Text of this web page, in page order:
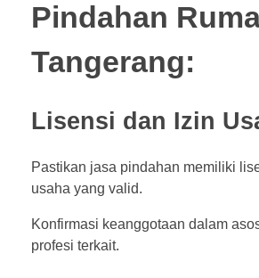
Pindahan
Tangerang:
Lisensi dan Izin
Pastikan jasa pindahan memiliki
usaha yang valid.
Konfirmasi keanggotaan dalam
profesi terkait.